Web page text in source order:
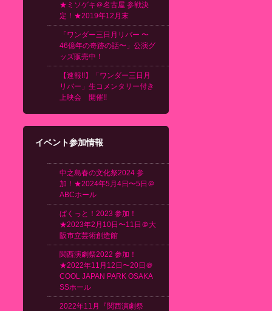
★ミソゲキ＠名古屋 参戦決
定！★2019年12月末
「ワンダー三日月リバー 〜
46億年の奇跡の話〜」公演グ
ッズ販売中！
【速報!!】「ワンダー三日月
リバー」生コメンタリー付き
上映会 開催!!
イベント参加情報
中之島春の文化祭2024 参
加！★2024年5月4日〜5日＠
ABCホール
ぱくっと！2023 参加！
★2023年2月10日〜11日＠大
阪市立芸術創造館
関西演劇祭2022 参加！
★2022年11月12日〜20日＠
COOL JAPAN PARK OSAKA
SSホール
2022年11月『関西演劇祭